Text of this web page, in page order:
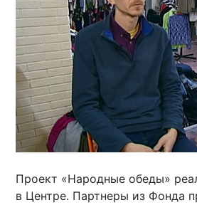
Проект «Народные обеды»
в Центре. Партнеры из Фонда